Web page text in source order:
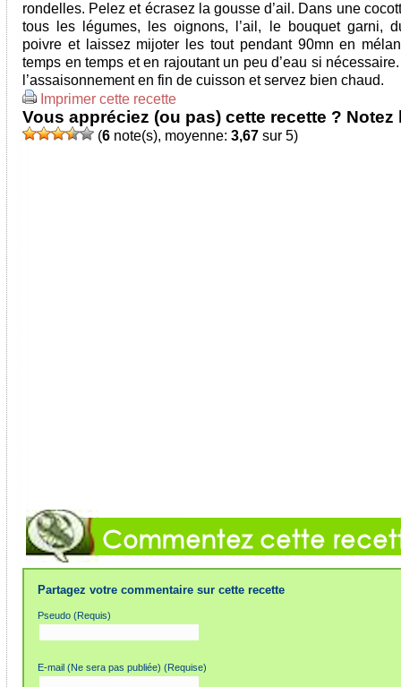
rondelles. Pelez et écrasez la gousse d’ail. Dans une
tous les légumes, les oignons, l’ail, le bouquet garni,
poivre et laissez mijoter les tout pendant 90mn en
temps en temps et en rajoutant un peu d’eau si
l’assaisonnement en fin de cuisson et servez bien chaud.
Imprimer cette recette
Vous appréciez (ou pas) cette recette ? Notez
(6 note(s), moyenne: 3,67 sur 5)
Partagez votre commentaire sur cette recette
Pseudo (Requis)
E-mail (Ne sera pas publiée) (Requise)